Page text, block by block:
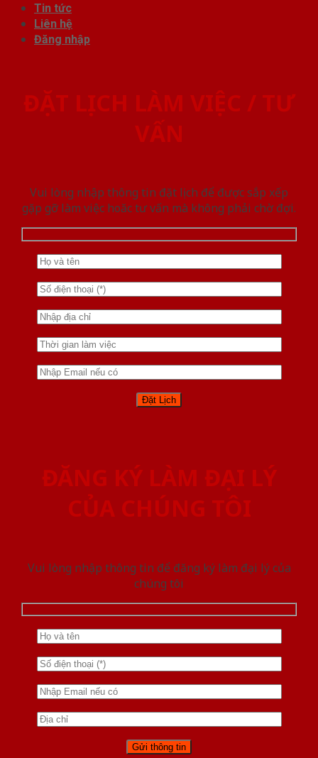
Tin tức
Liên hệ
Đăng nhập
ĐẶT LỊCH LÀM VIỆC / TƯ
VẤN
Vui lòng nhập thông tin đặt lịch để được sắp xếp
gặp gỡ làm việc hoăc tư vấn mà không phải chờ đợi.
ĐĂNG KÝ LÀM ĐẠI LÝ
CỦA CHÚNG TÔI
Vui lòng nhập thông tin để đăng ký làm đại lý của
chúng tôi